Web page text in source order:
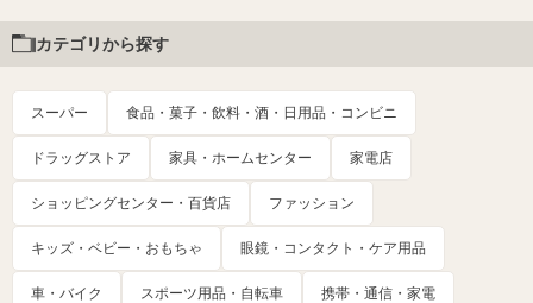
カテゴリから探す
スーパー 食品・菓子・飲料・酒・日用品・コンビニ
ドラッグストア 家具・ホームセンター 家電店
ショッピングセンター・百貨店 ファッション
キッズ・ベビー・おもちゃ 眼鏡・コンタクト・ケア用品
車・バイク スポーツ用品・自転車 携帯・通信・家電